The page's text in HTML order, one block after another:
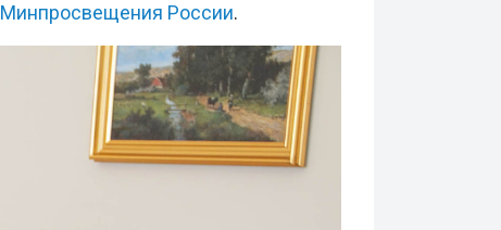
Минпросвещения России.